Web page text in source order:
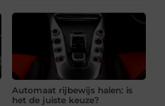
Automaat rijbewijs halen: is
het de juiste keuze?